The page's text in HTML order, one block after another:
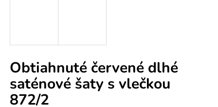
Obtiahnuté červené dlhé
saténové šaty s vlečkou
872/2
O
d
p